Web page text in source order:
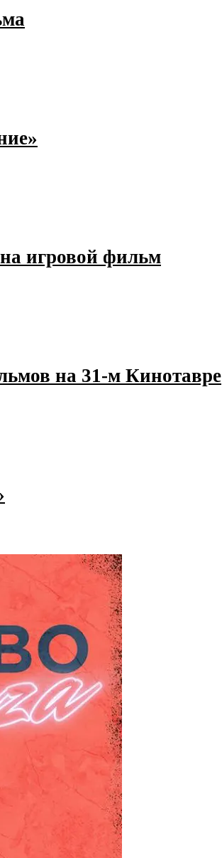
игровой фильм
на 31-м Кинотавре